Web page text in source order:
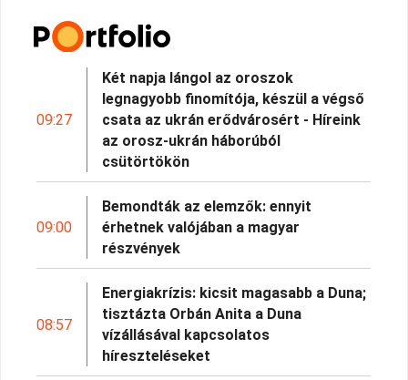
09:27
Két napja lángol az oroszok
legnagyobb finomítója, készül a végső
csata az ukrán erődvárosért - Híreink
az orosz-ukrán háborúból
csütörtökön
09:00
Bemondták az elemzők: ennyit
érhetnek valójában a magyar
részvények
08:57
Energiakrízis: kicsit magasabb a Duna;
tisztázta Orbán Anita a Duna
vízállásával kapcsolatos
híreszteléseket